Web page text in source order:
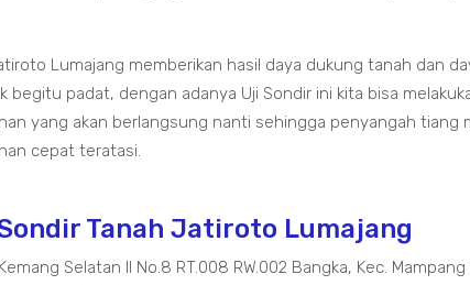
Lumajang memberikan hasil daya dukung tanah dan
begitu padat, dengan adanya Uji Sondir ini kita bisa
yang akan berlangsung nanti sehingga penyangah tiang
cepat teratasi.
Tanah Jatiroto Lumajang
Selatan II No.8 RT.008 RW.002 Bangka, Kec.